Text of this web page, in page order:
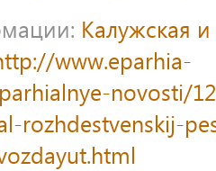
Калужская
www.eparhia-
novosti/
rozhdestvenskij-